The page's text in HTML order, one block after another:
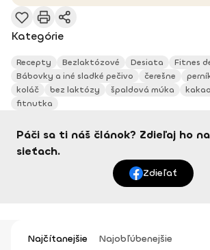
Kategórie
Recepty Bezlaktózové Desiata Fitnes
Bábovky a iné sladké pečivo
čerešne
koláč
bez laktózy špaldová múka kakao
fitnutka
Páči sa ti náš článok? Zdieľaj ho
sieťach.
Zdieľať
Najčítanejšie Najobľúbenejšie